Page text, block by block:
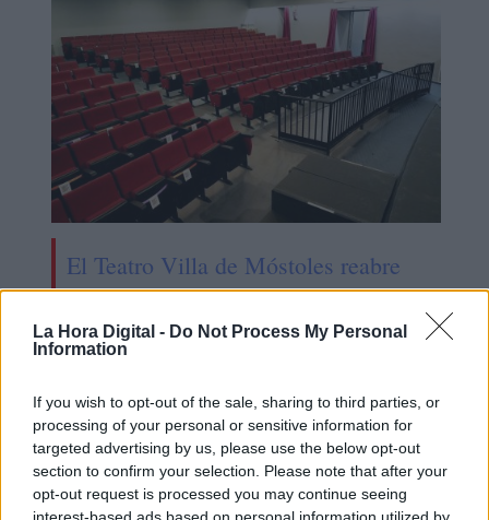
La Hora Digital - Do Not Process My Personal
Information
If you wish to opt-out of the sale, sharing to third parties, or
processing of your personal or sensitive information for
targeted advertising by us, please use the below opt-out
section to confirm your selection. Please note that after your
opt-out request is processed you may continue seeing
interest-based ads based on personal information utilized by
El Teatro Villa de Móstoles reabre
sus puertas después de 30 años
¿La ciudadanía de Occidente
es consciente del riesgo de
una tercera guerra mundial?